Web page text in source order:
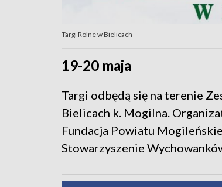
Targi Rolne w Bielicach
19-20 maja
Targi odbędą się na terenie
Bielicach k. Mogilna.
Fundacja Powiatu
Stowarzyszenie